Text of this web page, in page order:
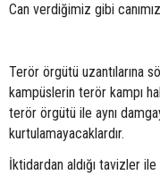
Can verdiğimiz gibi
Terör örgütü uzantılarına
kampüslerin terör kampı
terör örgütü ile aynı
kurtulamayacaklardır.
İktidardan aldığı tavizler